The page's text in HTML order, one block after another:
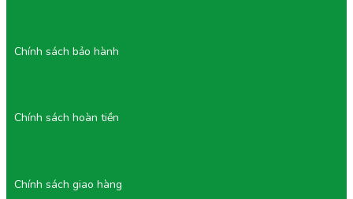
Chính sách bảo hành
Chính sách hoàn tiền
Chính sách giao hàng